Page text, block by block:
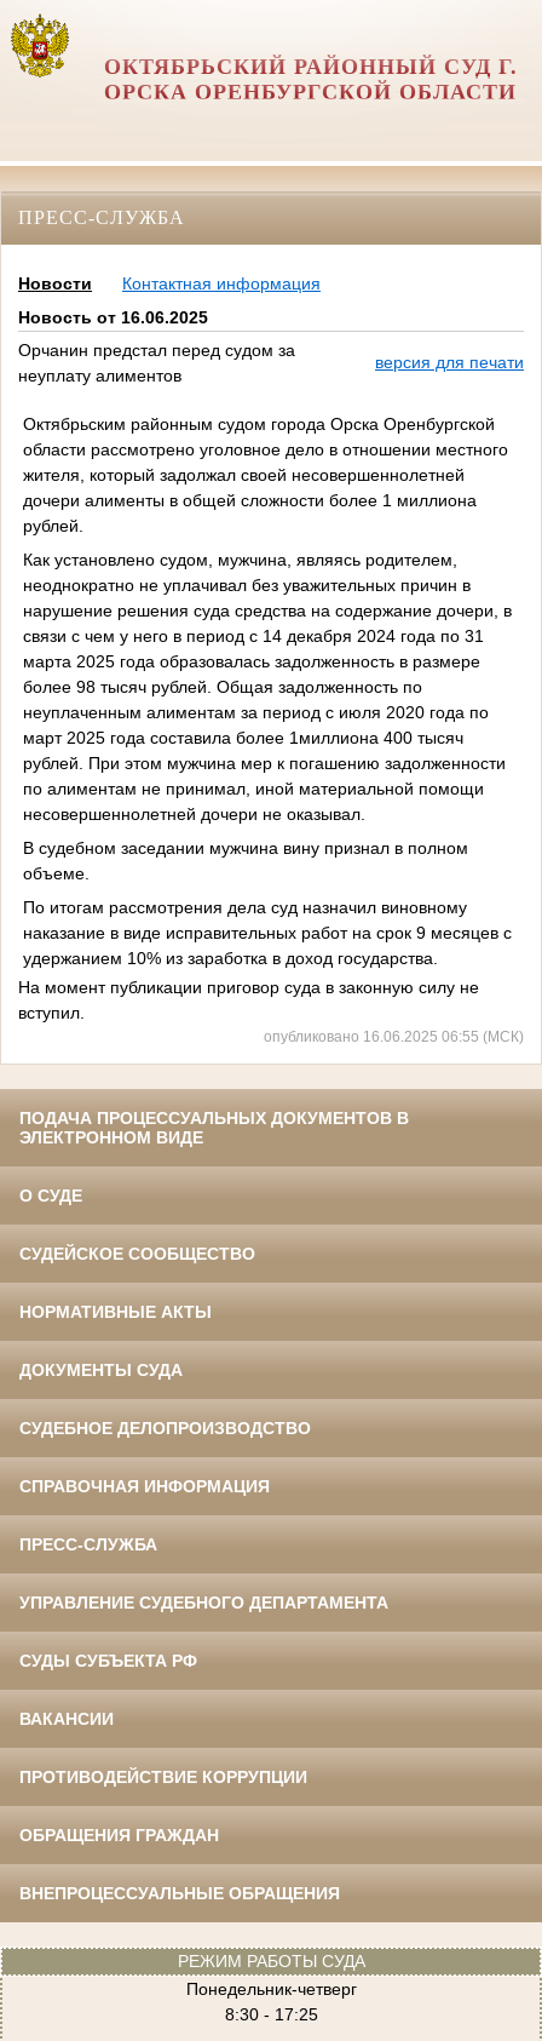
ОКТЯБРЬСКИЙ РАЙОННЫЙ СУД Г.
ОРСКА ОРЕНБУРГСКОЙ ОБЛАСТИ
ПРЕСС-СЛУЖБА
Новости
Контактная информация
Новость от 16.06.2025
Орчанин предстал перед судом за
неуплату алиментов
версия для печати
Октябрьским районным судом города Орска Оренбургской
области рассмотрено уголовное дело в отношении местного
жителя, который задолжал своей несовершеннолетней
дочери алименты в общей сложности более 1 миллиона
рублей.
Как установлено судом, мужчина, являясь родителем,
неоднократно не уплачивал без уважительных причин в
нарушение решения суда средства на содержание дочери, в
связи с чем у него в период с 14 декабря 2024 года по 31
марта 2025 года образовалась задолженность в размере
более 98 тысяч рублей. Общая задолженность по
неуплаченным алиментам за период с июля 2020 года по
март 2025 года составила более 1миллиона 400 тысяч
рублей. При этом мужчина мер к погашению задолженности
по алиментам не принимал, иной материальной помощи
несовершеннолетней дочери не оказывал.
В судебном заседании мужчина вину признал в полном
объеме.
По итогам рассмотрения дела суд назначил виновному
наказание в виде исправительных работ на срок 9 месяцев с
удержанием 10% из заработка в доход государства.
На момент публикации приговор суда в законную силу не
вступил.
опубликовано 16.06.2025 06:55 (МСК)
ПОДАЧА ПРОЦЕССУАЛЬНЫХ ДОКУМЕНТОВ В
ЭЛЕКТРОННОМ ВИДЕ
О СУДЕ
СУДЕЙСКОЕ СООБЩЕСТВО
НОРМАТИВНЫЕ АКТЫ
ДОКУМЕНТЫ СУДА
СУДЕБНОЕ ДЕЛОПРОИЗВОДСТВО
СПРАВОЧНАЯ ИНФОРМАЦИЯ
ПРЕСС-СЛУЖБА
УПРАВЛЕНИЕ СУДЕБНОГО ДЕПАРТАМЕНТА
СУДЫ СУБЪЕКТА РФ
ВАКАНСИИ
ПРОТИВОДЕЙСТВИЕ КОРРУПЦИИ
ОБРАЩЕНИЯ ГРАЖДАН
ВНЕПРОЦЕССУАЛЬНЫЕ ОБРАЩЕНИЯ
РЕЖИМ РАБОТЫ СУДА
Понедельник-четверг
8:30 - 17:25